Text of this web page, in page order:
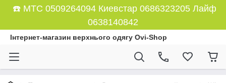
☎️ МТС 0509264094 Киевстар 0686323205 Лайф
0638140842
Інтернет-магазин верхнього одягу Ovi-Shop